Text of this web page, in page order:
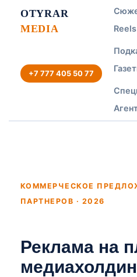
OTYRAR
MEDIA
Reels
+7 777 405 50 77
КОММЕРЧЕСКОЕ
ПАРТНЕРОВ · 2026
Реклама на